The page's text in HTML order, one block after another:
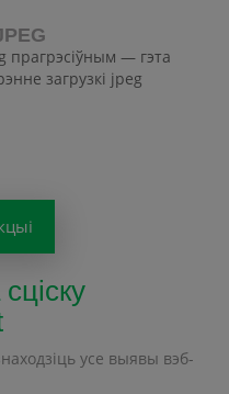
прагрэсіўным — гэта
загрузкі jpeg
усе выявы вэб-